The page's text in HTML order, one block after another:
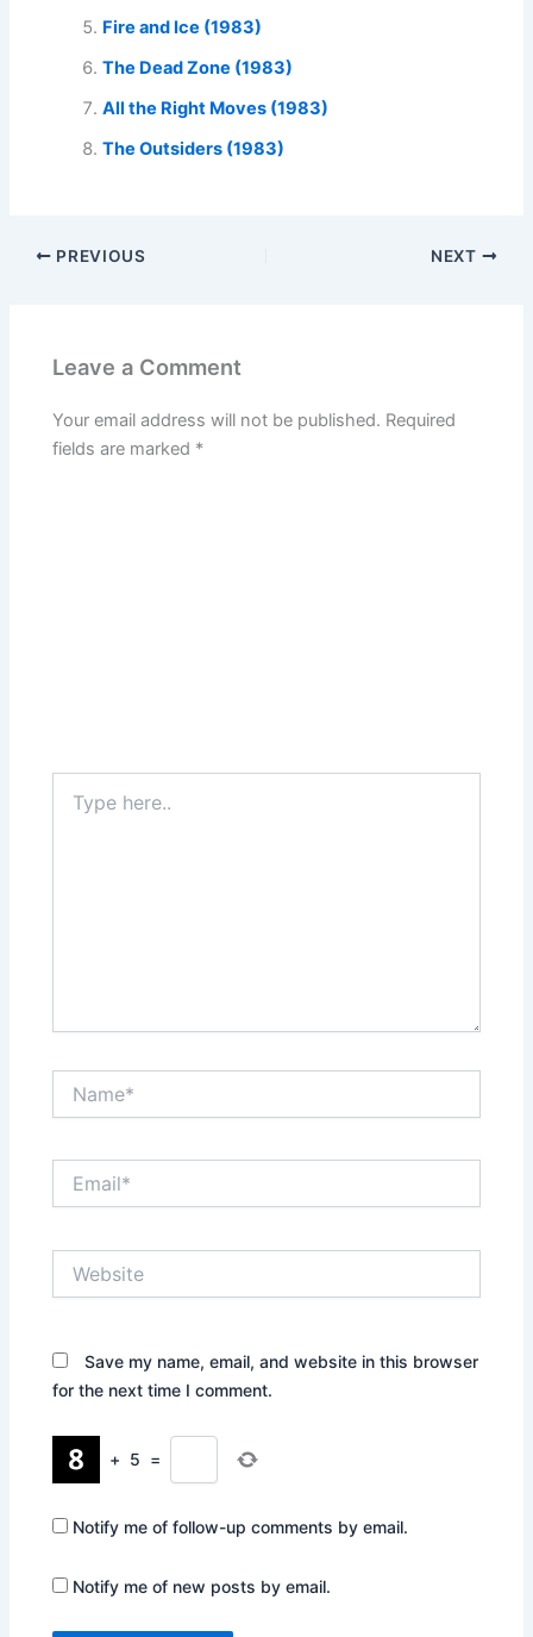
Fire and Ice (1983)
The Dead Zone (1983)
All the Right Moves (1983)
The Outsiders (1983)
PREVIOUS NEXT
Leave a Comment
Your email address will not be published. Required
fields are marked *
here..
Save my name, email, and website in this browser
for the next time I comment.
+ 5 =
Notify me of follow-up comments by email.
Notify me of new posts by email.